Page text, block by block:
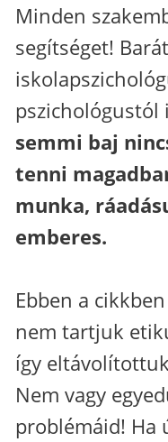
Minden
segítséget!
pszichológustól
semmi baj
tenni
munka,
emberes.
Ebben a
nem tartjuk
így
Nem vagy
problémáid! Ha